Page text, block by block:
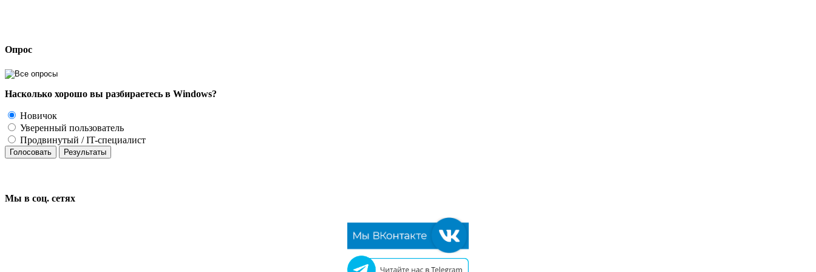
Опрос
Насколько хорошо вы разбираетесь в Windows?
Новичок
Уверенный пользователь
Продвинутый / IT-специалист
Голосовать Результаты
Мы в соц. сетях